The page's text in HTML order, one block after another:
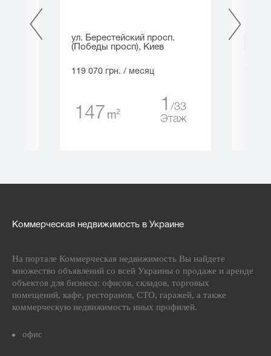
ул. Берестейский просп.
(Победы просп), Киев
119 070 грн. / месяц
147 m2 1
33
Этаж
Коммерческая недвижимость в Украине
На портале Коммерческая недвижимость Вы найдете
множество объявлений со всей Украины о продаже и аренде
объектов для бизнеса: офисов, складов, торговых
помещений, кафе, ресторанов, СТО, гаражей, а также
коммерческую недвижимость иных профилей.
офис